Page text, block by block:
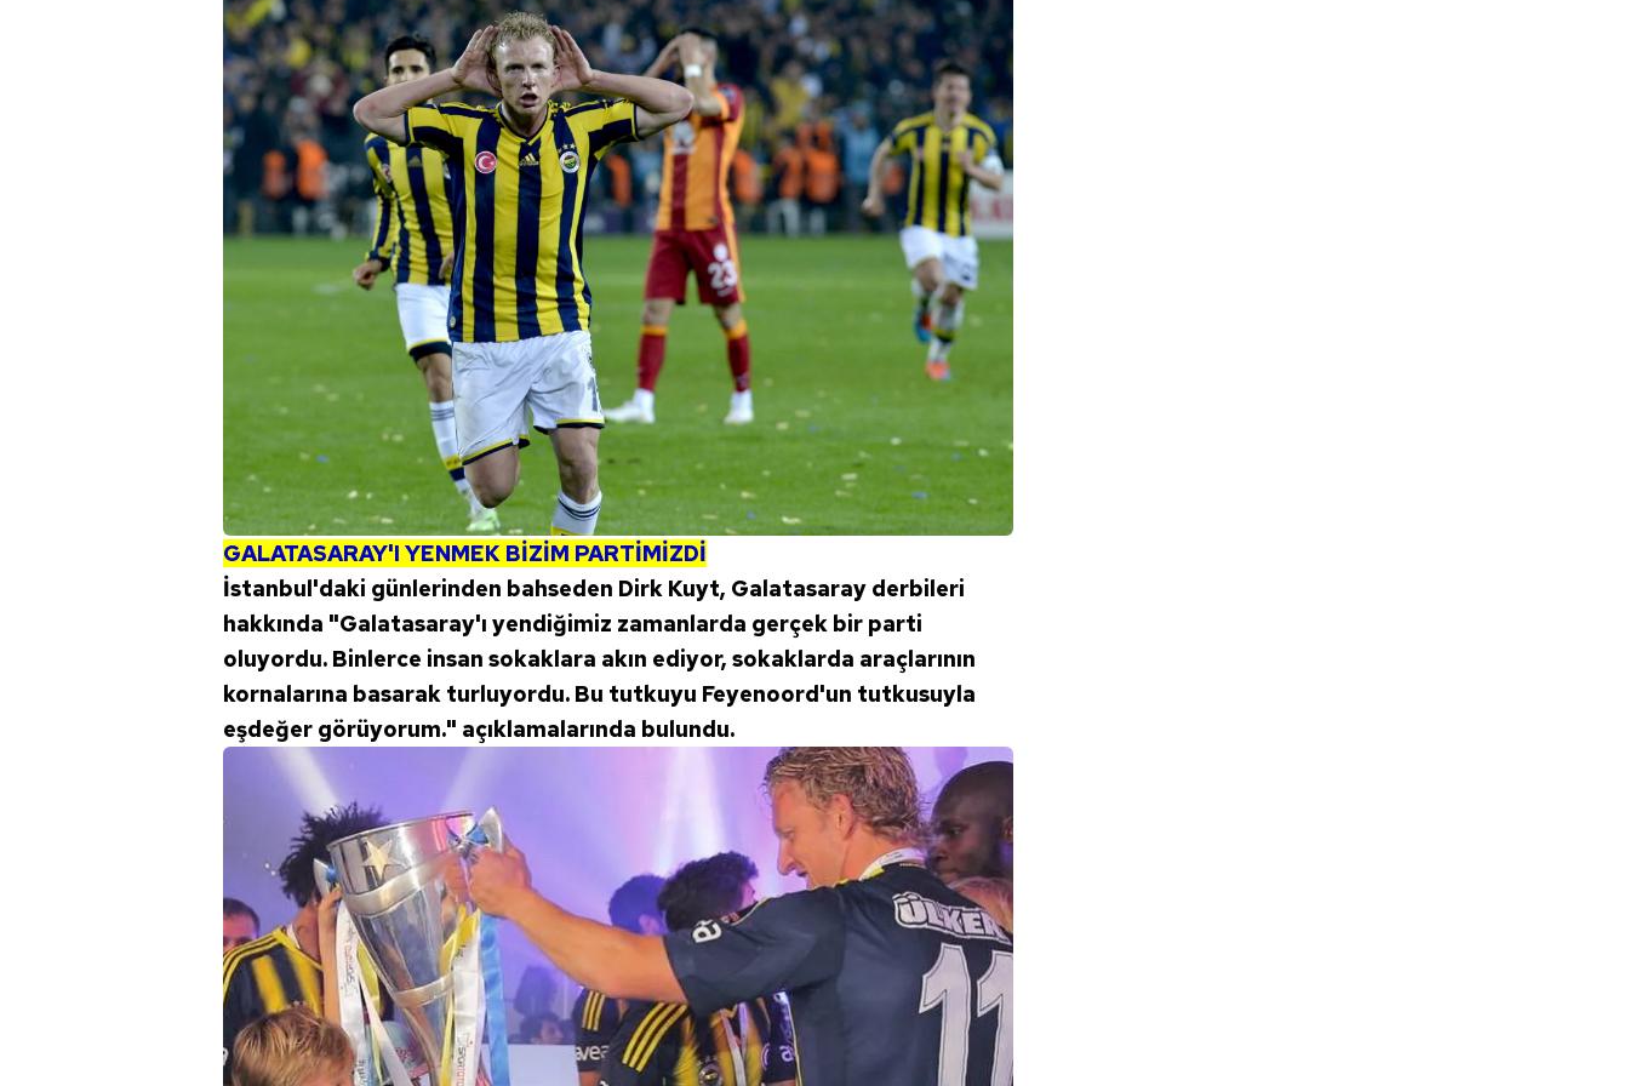
mevzuata uygun olarak kullanılan çerezlerle ilgili bilgi almak için lütfentıklayınız.
GALATASARAY'I YENMEK BİZİM PARTİMİZDİ
İstanbul'daki günlerinden bahseden Dirk Kuyt, Galatasaray derbileri
hakkında "Galatasaray'ı yendiğimiz zamanlarda gerçek bir parti
oluyordu. Binlerce insan sokaklara akın ediyor, sokaklarda araçlarının
kornalarına basarak turluyordu. Bu tutkuyu Feyenoord'un tutkusuyla
eşdeğer görüyorum." açıklamalarında bulundu.